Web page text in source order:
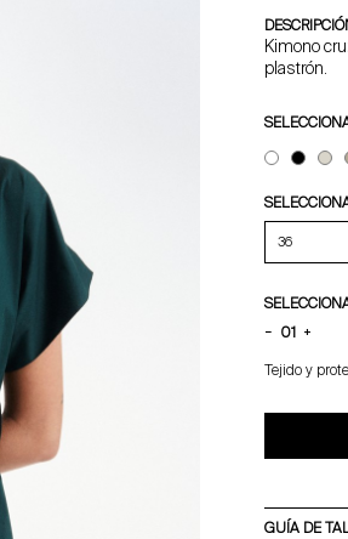
Kimono
plastrón.
− +
Tejido y
GUÍA DE